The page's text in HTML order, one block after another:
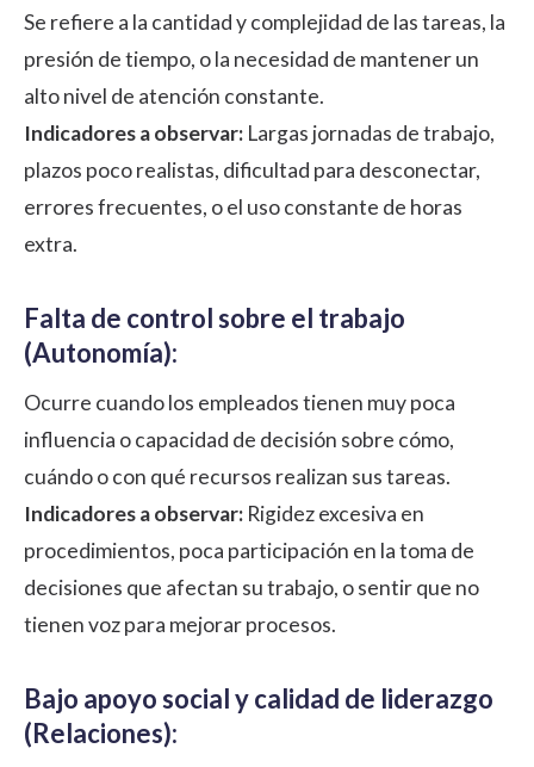
Se refiere a la cantidad y complejidad de las tareas, la
presión de tiempo, o la necesidad de mantener un
alto nivel de atención constante.
Indicadores a observar: Largas jornadas de trabajo,
plazos poco realistas, dificultad para desconectar,
errores frecuentes, o el uso constante de horas
extra.
Falta de control sobre el trabajo
(Autonomía):
Ocurre cuando los empleados tienen muy poca
influencia o capacidad de decisión sobre cómo,
cuándo o con qué recursos realizan sus tareas.
Indicadores a observar: Rigidez excesiva en
procedimientos, poca participación en la toma de
decisiones que afectan su trabajo, o sentir que no
tienen voz para mejorar procesos.
Bajo apoyo social y calidad de liderazgo
(Relaciones):